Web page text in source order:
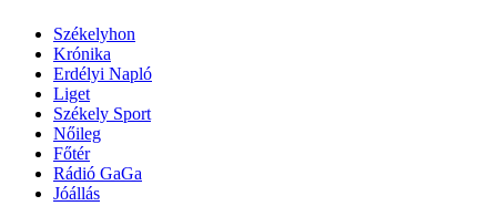
Székelyhon
Krónika
Erdélyi Napló
Liget
Székely Sport
Nőileg
Főtér
Rádió GaGa
Jóállás